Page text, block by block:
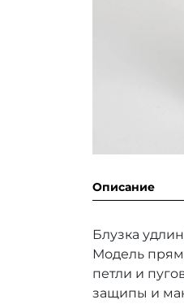
Описание
Блузка
Модель
петли и
защипы и